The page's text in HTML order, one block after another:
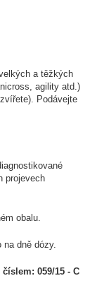
a těžkých
agility atd.)
Podávejte
projevech
obalu.
na dně dózy.
059/15 - C